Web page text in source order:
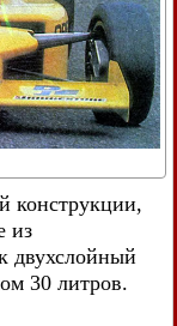
конструкции,
из
двухслойный
30 литров.